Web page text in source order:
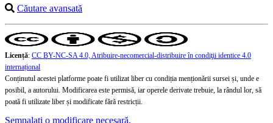
Căutare avansată
Licență: CC BY-NC-SA 4.0, Atribuire-necomercial-distribuire în condiţii identice 4.0
internațional
Conținutul acestei platforme poate fi utilizat liber cu condiția menționării sursei și, unde e
posibil, a autorului. Modificarea este permisă, iar operele derivate trebuie, la rândul lor, să
poată fi utilizate liber și modificate fără restricții.
Semnalați o modificare necesară.